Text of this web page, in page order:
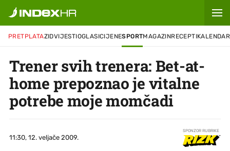
PRETPLATAZIDVIJESTIOGLASICIJENESPORTMAGAZINRECEPTIKALENDAR
Trener svih trenera: Bet-at-
home prepoznao je vitalne
potrebe moje momčadi
11:30, 12. veljače 2009.
SPONZOR RUBRIKE